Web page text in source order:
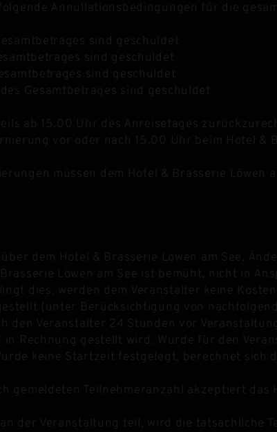
Annullationsbedingungen für die
sind geschuldet
sind geschuldet
sind geschuldet
Gesamtbetrages sind geschuldet
ab 15.00 Uhr des Anreisetages
vor oder nach 15.00 Uhr beim Hotel &
müssen dem Hotel & Brasserie
dem Hotel & Brasserie Löwen am See,
Löwen am See ist bemüht, nicht in
dies, werden dem Veranstalter keine
(unter Berücksichtigung von
den Veranstalter 24 Stunden vor
in Rechnung gestellt wird. Wurde für den
keine Startzeit festgelegt, berechnet sich
gemeldeten Teilnehmeranzahl akzeptiert das
der Veranstaltung teil, wird die tatsächliche